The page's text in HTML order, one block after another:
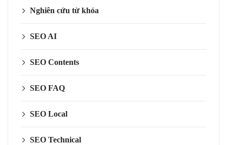
Nghiên cứu từ khóa
SEO AI
SEO Contents
SEO FAQ
SEO Local
SEO Technical